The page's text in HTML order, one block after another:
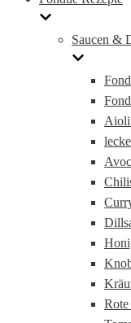
Saucen &
Aioli
Rote